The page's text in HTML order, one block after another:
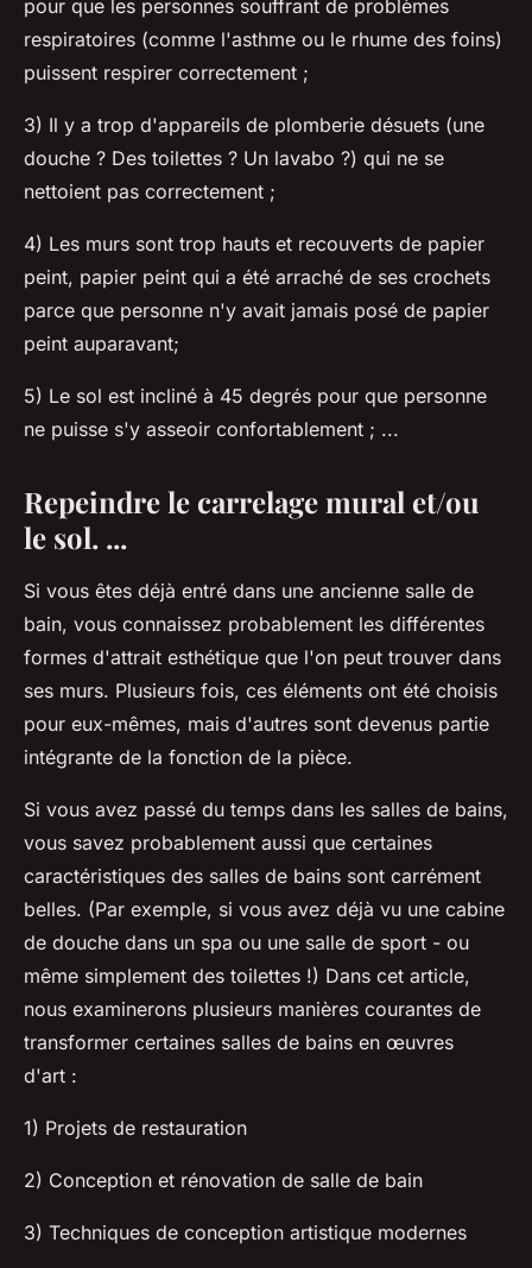
pour que les personnes souffrant de problèmes
respiratoires (comme l'asthme ou le rhume des foins)
puissent respirer correctement ;
3) Il y a trop d'appareils de plomberie désuets (une
douche ? Des toilettes ? Un lavabo ?) qui ne se
nettoient pas correctement ;
4) Les murs sont trop hauts et recouverts de papier
peint, papier peint qui a été arraché de ses crochets
parce que personne n'y avait jamais posé de papier
peint auparavant;
5) Le sol est incliné à 45 degrés pour que personne
ne puisse s'y asseoir confortablement ; ...
Repeindre le carrelage mural et/ou
le sol. ...
Si vous êtes déjà entré dans une ancienne salle de
bain, vous connaissez probablement les différentes
formes d'attrait esthétique que l'on peut trouver dans
ses murs. Plusieurs fois, ces éléments ont été choisis
pour eux-mêmes, mais d'autres sont devenus partie
intégrante de la fonction de la pièce.
Si vous avez passé du temps dans les salles de bains,
vous savez probablement aussi que certaines
caractéristiques des salles de bains sont carrément
belles. (Par exemple, si vous avez déjà vu une cabine
de douche dans un spa ou une salle de sport - ou
même simplement des toilettes !) Dans cet article,
nous examinerons plusieurs manières courantes de
transformer certaines salles de bains en œuvres
d'art :
1) Projets de restauration
2) Conception et rénovation de salle de bain
3) Techniques de conception artistique modernes